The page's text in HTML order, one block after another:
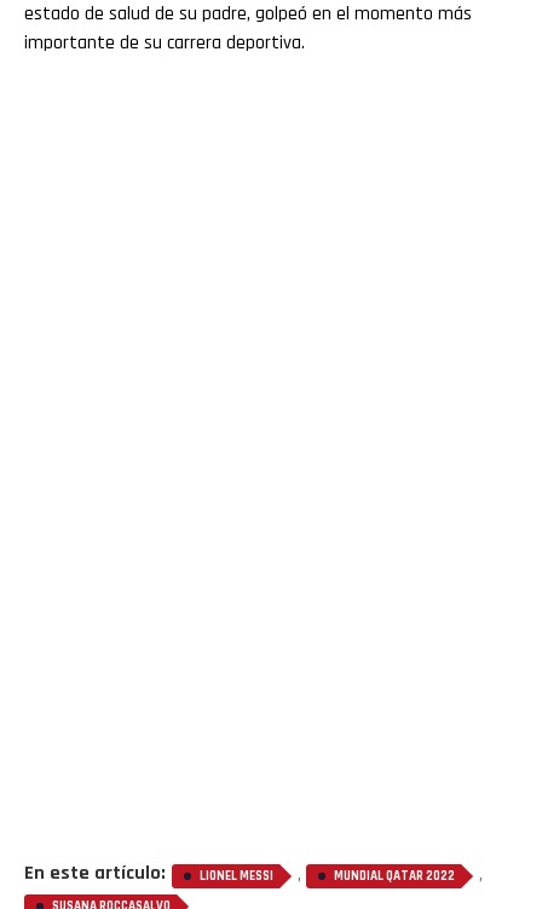
estado de salud de su padre, golpeó en el momento más
importante de su carrera deportiva.
En este artículo: LIONEL MESSI , MUNDIAL QATAR 2022 ,